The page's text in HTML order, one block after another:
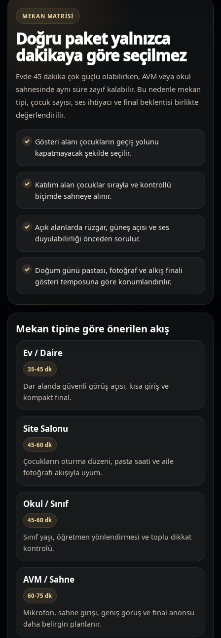
MEKAN MATRISI
Doğru paket yalnızca
dakikaya göre seçilmez
Evde 45 dakika çok güçlü olabilirken, AVM veya okul
sahnesinde aynı süre zayıf kalabilir. Bu nedenle mekan
tipi, çocuk sayısı, ses ihtiyacı ve final beklentisi birlikte
değerlendirilir.
Gösteri alanı çocukların geçiş yolunu
kapatmayacak şekilde seçilir.
Katılım alan çocuklar sırayla ve kontrollü
biçimde sahneye alınır.
Açık alanlarda rüzgar, güneş açısı ve ses
duyulabilirliği önceden sorulur.
Doğum günü pastası, fotoğraf ve alkış finali
gösteri temposuna göre konumlandırılır.
Mekan tipine göre önerilen akış
Ev / Daire
35-45 dk
Dar alanda güvenli görüş açısı, kısa giriş ve
kompakt final.
Site Salonu
45-60 dk
Çocukların oturma düzeni, pasta saati ve aile
fotoğrafı akışıyla uyum.
Okul / Sınıf
45-60 dk
Sınıf yaşı, öğretmen yönlendirmesi ve toplu dikkat
kontrolü.
AVM / Sahne
60-75 dk
Mikrofon, sahne girişi, geniş görüş ve final anonsu
daha belirgin planlanır.